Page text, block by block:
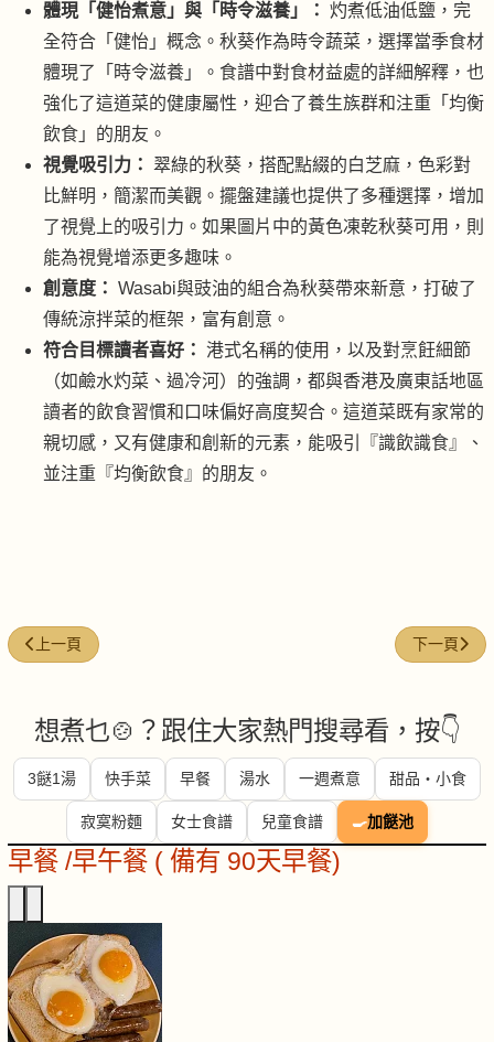
體現「健怡煮意」與「時令滋養」： 灼煮低油低鹽，完
全符合「健怡」概念。秋葵作為時令蔬菜，選擇當季食材
體現了「時令滋養」。食譜中對食材益處的詳細解釋，也
強化了這道菜的健康屬性，迎合了養生族群和注重「均衡
飲食」的朋友。
視覺吸引力： 翠綠的秋葵，搭配點綴的白芝麻，色彩對
比鮮明，簡潔而美觀。擺盤建議也提供了多種選擇，增加
了視覺上的吸引力。如果圖片中的黃色凍乾秋葵可用，則
能為視覺增添更多趣味。
創意度： Wasabi與豉油的組合為秋葵帶來新意，打破了
傳統涼拌菜的框架，富有創意。
符合目標讀者喜好： 港式名稱的使用，以及對烹飪細節
（如鹼水灼菜、過冷河）的強調，都與香港及廣東話地區
讀者的飲食習慣和口味偏好高度契合。這道菜既有家常的
親切感，又有健康和創新的元素，能吸引『識飲識食』、
並注重『均衡飲食』的朋友。
上一篇文章: 皮蛋青瓜秋葵
上一頁 下一篇文章
下一頁
想煮乜🍲？跟住大家熱門搜尋看，按👇
3餸1湯 快手菜 早餐 湯水 一週煮意 甜品・小食
寂寞粉麵 女士食譜 兒童食譜 🍳加餸池
早餐 /早午餐 ( 備有 90天早餐)